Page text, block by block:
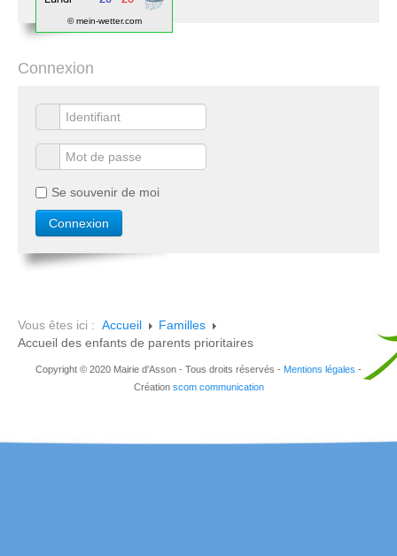
© mein-wetter.com
Connexion
Se souvenir de moi
Vous êtes ici : Accueil
Familles
Accueil des enfants de parents prioritaires
Copyright © 2020 Mairie d'Asson - Tous droits réservés - Mentions légales -
Création scom communication